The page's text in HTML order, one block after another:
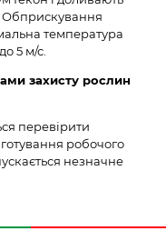
Обприскування
температура
5 м/с.
захисту рослин
перевірити
робочого
незначне